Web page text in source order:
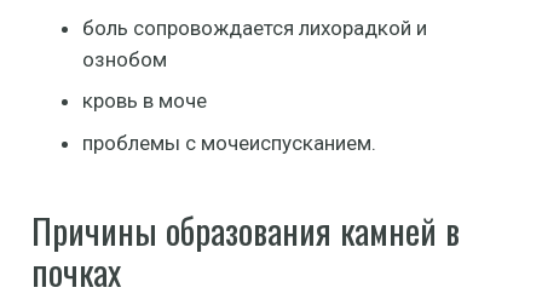
боль сопровождается лихорадкой и
ознобом
кровь в моче
проблемы с мочеиспусканием.
Причины образования камней в
почках